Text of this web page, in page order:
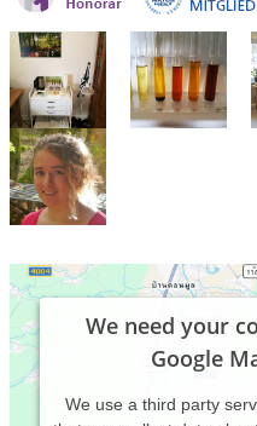
We need your
Google
We use a third party